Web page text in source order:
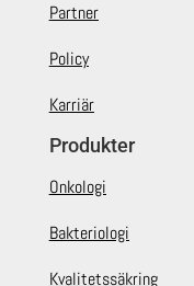
Partner
Policy
Karriär
Produkter
Onkologi
Bakteriologi
Kvalitetssäkring